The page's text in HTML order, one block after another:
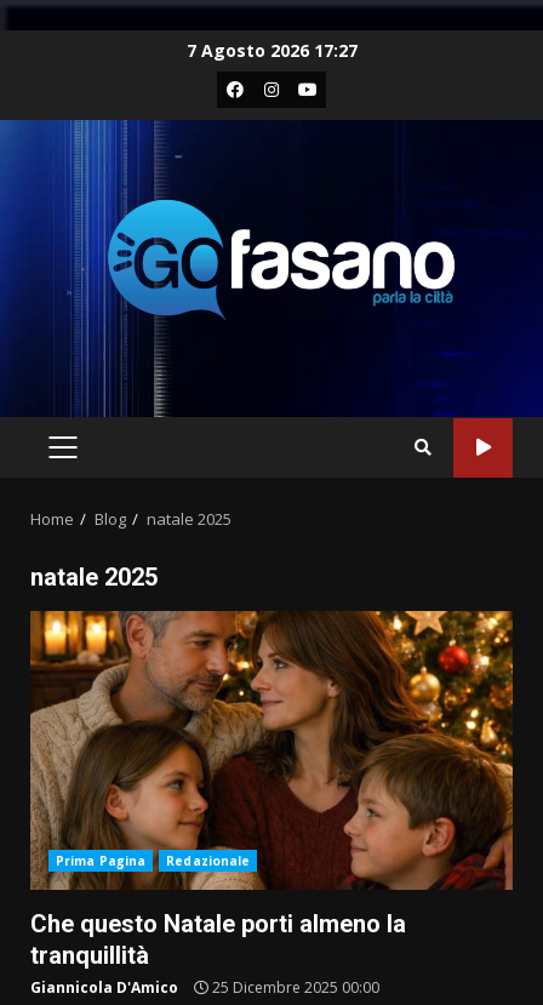
7 Agosto 2026 17:27
Facebook
Instagram
Youtube
PRIMARY
Home Blog natale 2025
natale 2025
Prima Pagina Redazionale
Che questo Natale porti almeno la
tranquillità
Giannicola D'Amico 25 Dicembre 2025 00:00